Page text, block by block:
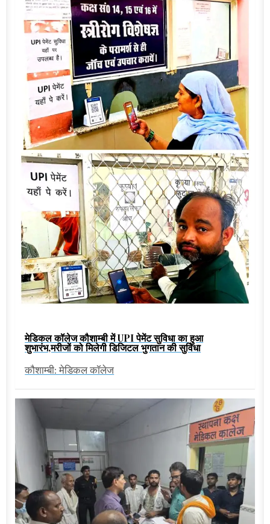
मेडिकल कॉलेज कौशाम्बी में UPI पेमेंट सुविधा का हुआ
शुभारंभ,मरीजों को मिलेगी डिजिटल भुगतान की सुविधा
कौशाम्बी: मेडिकल कॉलेज